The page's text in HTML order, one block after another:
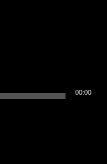
00:00